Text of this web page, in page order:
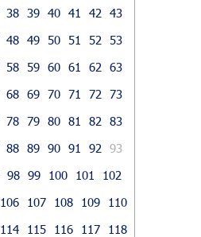
38 39 40 41 42
43
48 49 50 51 52
53
58 59 60 61 62
63
68 69 70 71 72
73
78 79 80 81 82
83
88 89 90 91 92
93
98 99 100 101
102
106 107 108 109
110
114 115 116 117
118